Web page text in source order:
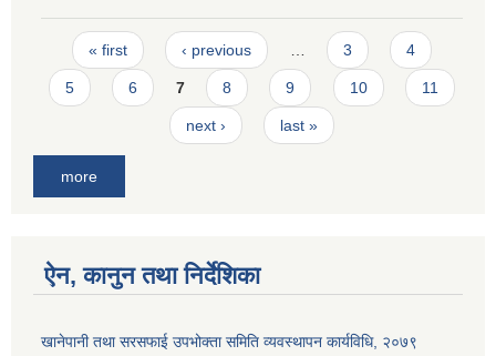
Pages
« first ‹ previous 3 4
5 6 7 8 9 10 11
next › last »
more
ऐन, कानुन तथा निर्देशिका
खानेपानी तथा सरसफाई उपभोक्ता समिति व्यवस्थापन कार्यविधि, २०७९